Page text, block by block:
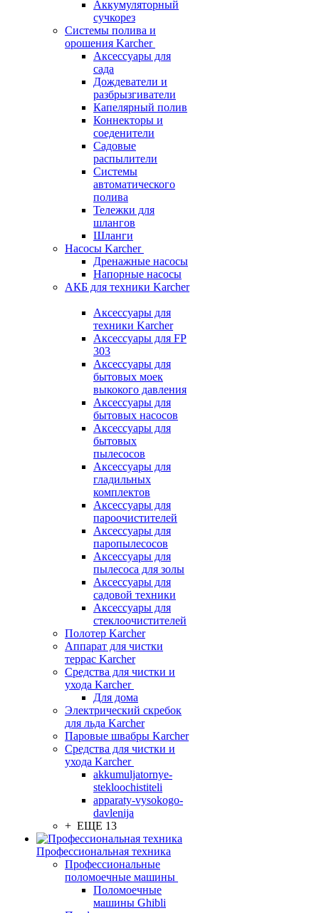
Аккумуляторный
сучкорез
Системы полива и
орошения Karcher
Аксессуары для
сада
Дождеватели и
разбрызгиватели
Капелярный полив
Коннекторы и
соеденители
Садовые
распылители
Системы
автоматического
полива
Тележки для
шлангов
Шланги
Насосы Karcher
Дренажные насосы
Напорные насосы
АКБ для техники Karcher
Аксессуары для
техники Karcher
Аксессуары для FP
303
Аксессуары для
бытовых моек
выкокого давления
Аксессуары для
бытовых насосов
Аксессуары для
бытовых
пылесосов
Аксессуары для
гладильных
комплектов
Аксессуары для
пароочистителей
Аксессуары для
паропылесосов
Аксессуары для
пылесоса для золы
Аксессуары для
садовой техники
Аксессуары для
стеклоочистителей
Полотер Karcher
Аппарат для чистки
террас Karcher
Средства для чистки и
ухода Karcher
Для дома
Электрический скребок
для льда Karcher
Паровые швабры Karcher
Средства для чистки и
ухода Karcher
akkumuljatornye-
stekloochistiteli
apparaty-vysokogo-
davlenija
+ ЕЩЕ 13
Профессиональная техника
Профессиональные
поломоечные машины
Поломоечные
машины Ghibli